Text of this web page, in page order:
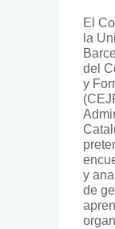
El
la
del
y
y
de